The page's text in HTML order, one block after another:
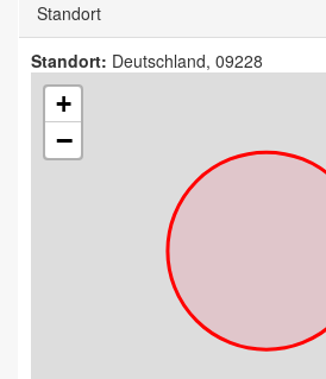
Standort
Standort: Deutschland, 09228
+
−